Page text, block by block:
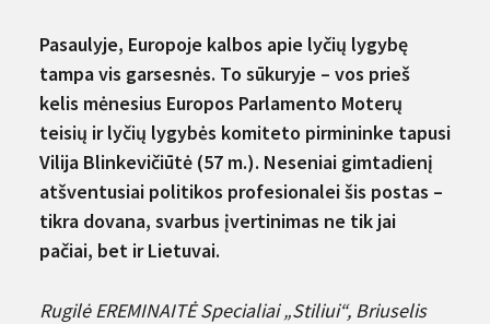
Pasaulyje, Europoje kalbos apie lyčių lygybę
tampa vis garsesnės. To sūkuryje – vos prieš
kelis mėnesius Europos Parlamento Moterų
teisių ir lyčių lygybės komiteto pirmininke tapusi
Vilija Blinkevičiūtė (57 m.). Neseniai gimtadienį
atšventusiai politikos profesionalei šis postas –
tikra dovana, svarbus įvertinimas ne tik jai
pačiai, bet ir Lietuvai.
Rugilė EREMINAITĖ Specialiai „Stiliui“, Briuselis